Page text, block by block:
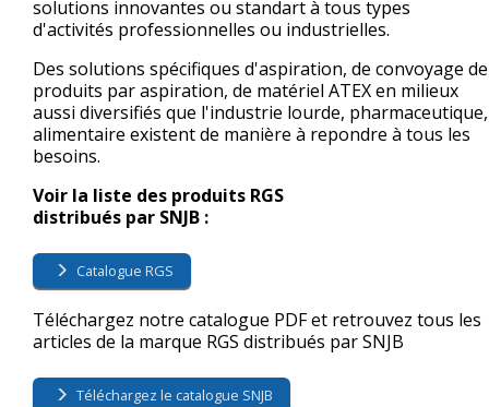
solutions innovantes ou standart à tous types
d'activités professionnelles ou industrielles.
Des solutions spécifiques d'aspiration, de convoyage de
produits par aspiration, de matériel ATEX en milieux
aussi diversifiés que l'industrie lourde, pharmaceutique,
alimentaire existent de manière à repondre à tous les
besoins.
Voir la liste des produits RGS
distribués par SNJB :
Catalogue RGS
Téléchargez notre catalogue PDF et retrouvez tous les
articles de la marque RGS distribués par SNJB
Téléchargez le catalogue SNJB